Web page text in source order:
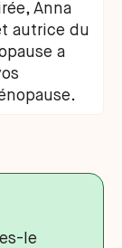
Anna
autrice du
a
le